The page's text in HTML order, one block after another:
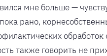
мне больше —
рано,
также говорить не